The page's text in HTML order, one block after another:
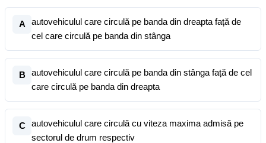
A
autovehiculul care circulă pe banda din dreapta față de
cel care circulă pe banda din stânga
B
autovehiculul care circulă pe banda din stânga față de cel
care circulă pe banda din dreapta
C
autovehiculul care circulă cu viteza maxima admisă pe
sectorul de drum respectiv